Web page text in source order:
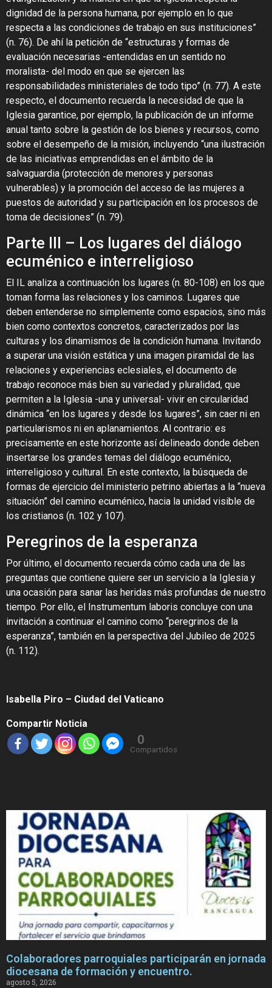
dignidad de la persona humana, por ejemplo en lo que
respecta a las condiciones de trabajo en sus instituciones”
(n. 76). De ahí la petición de “estructuras y formas de
evaluación necesarias -entendidas en un sentido no
moralista- del modo en que se ejercen las
responsabilidades ministeriales de todo tipo” (n. 77). A este
respecto, el documento recuerda la necesidad de que la
Iglesia garantice, por ejemplo, la publicación de un informe
anual tanto sobre la gestión de los bienes y recursos, como
sobre el desempeño de la misión, incluyendo “una ilustración
de las iniciativas emprendidas en el ámbito de la
salvaguardia (protección de menores y personas
vulnerables) y la promoción del acceso de las mujeres a
puestos de autoridad y su participación en los procesos de
toma de decisiones” (n. 79).
Parte III – Los lugares del diálogo
ecuménico e interreligioso
El IL analiza a continuación los lugares (n. 80-108) en los que
toman forma las relaciones y los caminos. Lugares que
deben entenderse no simplemente como espacios, sino más
bien como contextos concretos, caracterizados por las
culturas y los dinamismos de la condición humana. Invitando
a superar una visión estática y una imagen piramidal de las
relaciones y experiencias eclesiales, el documento de
trabajo reconoce más bien su variedad y pluralidad, que
permiten a la Iglesia -una y universal- vivir en circularidad
dinámica “en los lugares y desde los lugares”, sin caer ni en
particularismos ni en aplanamientos. Al contrario: es
precisamente en este horizonte así delineado donde deben
insertarse los grandes temas del diálogo ecuménico,
interreligioso y cultural. En este contexto, la búsqueda de
formas de ejercicio del ministerio petrino abiertas a la “nueva
situación” del camino ecuménico, hacia la unidad visible de
los cristianos (n. 102 y 107).
Peregrinos de la esperanza
Por último, el documento recuerda cómo cada una de las
preguntas que contiene quiere ser un servicio a la Iglesia y
una ocasión para sanar las heridas más profundas de nuestro
tiempo. Por ello, el Instrumentum laboris concluye con una
invitación a continuar el camino como “peregrinos de la
esperanza”, también en la perspectiva del Jubileo de 2025
(n. 112).
Isabella Piro – Ciudad del Vaticano
Compartir Noticia
0
Compartidos
Colaboradores parroquiales participarán en jornada
diocesana de formación y encuentro.
agosto 5, 2026